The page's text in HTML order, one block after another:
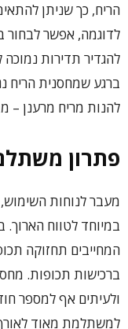
הריח, כך שניתן
לדוגמה, אפשר לבחור
להגדיר תדירות נמוכה
ברגע שמחסנית הריח
להנות מריח מרענן –
פתרון
מעבר לנוחות השימוש,
במיוחד לטווח הארוך.
המחייבים תחזוקה
ברכישות תכופות.
ולעיתים אף למספר
למשתלמת מאוד לאורך